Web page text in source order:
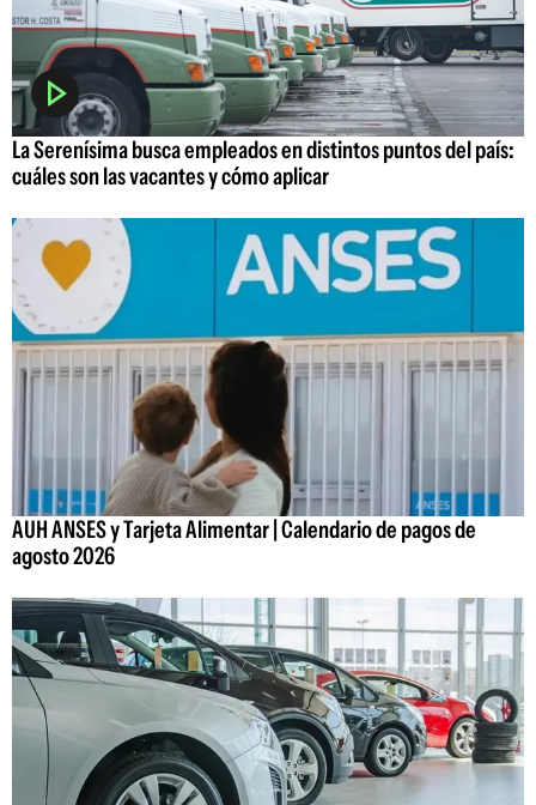
La Serenísima busca empleados en distintos puntos del país:
cuáles son las vacantes y cómo aplicar
AUH ANSES y Tarjeta Alimentar | Calendario de pagos de
agosto 2026